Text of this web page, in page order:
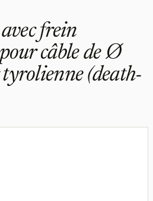
frein
câble de Ø
(death-